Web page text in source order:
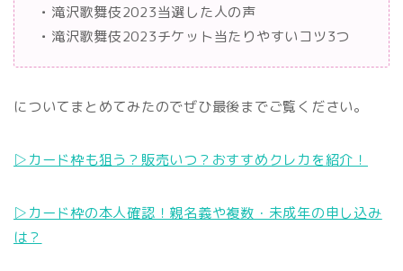
・ 滝沢歌舞伎2023当選した人の声
・ 滝沢歌舞伎2023チケット当たりやすいコツ3つ
についてまとめてみたのでぜひ最後までご覧ください。
▷カード枠も狙う？販売いつ？おすすめクレカを紹介！
▷カード枠の本人確認！親名義や複数・未成年の申し込み
は？